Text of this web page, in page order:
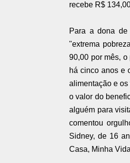
recebe R$
Para a dona
"extrema
90,00 por mês,
há cinco anos e
alimentação e
o valor do
alguém para
comentou
Sidney, de 16
Casa, Minha